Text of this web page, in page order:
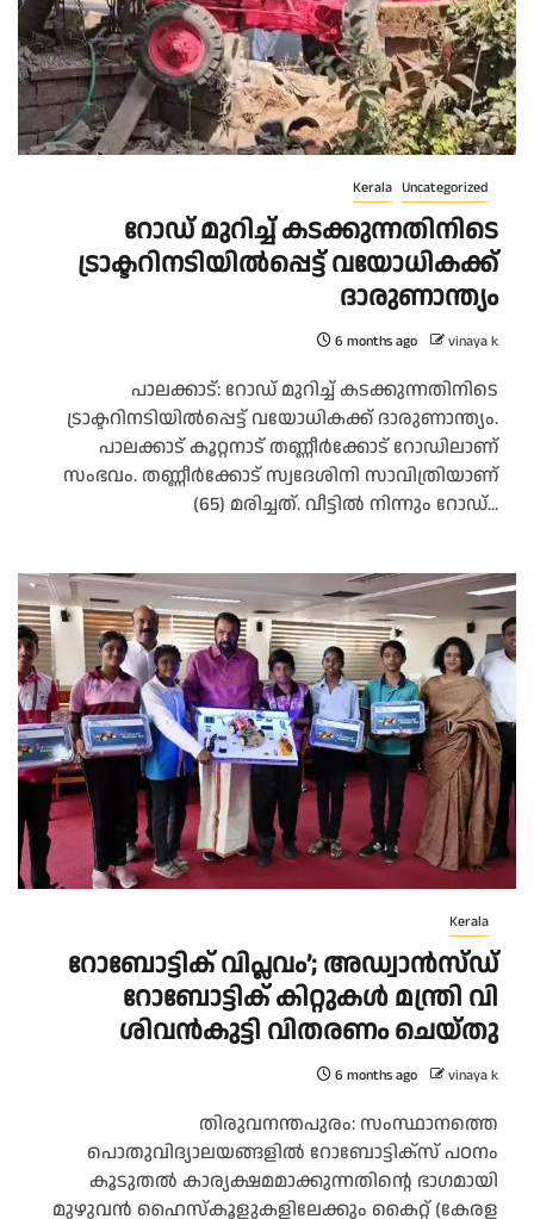
Kerala Uncategorized
റോഡ് മുറിച്ച് കടക്കുന്നതിനിടെ
ട്രാക്ടറിനടിയിൽപ്പെട്ട് വയോധികക്ക്
ദാരുണാന്ത്യം
6 months ago vinaya k
പാലക്കാട്: റോഡ് മുറിച്ച് കടക്കുന്നതിനിടെ
ട്രാക്ടറിനടിയിൽപ്പെട്ട് വയോധികക്ക് ദാരുണാന്ത്യം.
പാലക്കാട് കൂറ്റനാട് തണ്ണീർക്കോട് റോഡിലാണ്
സംഭവം. തണ്ണീർക്കോട് സ്വദേശിനി സാവിത്രിയാണ്
(65) മരിച്ചത്. വീട്ടിൽ നിന്നും റോഡ്...
Kerala
റോബോട്ടിക് വിപ്ലവം’; അഡ്വാൻസ്ഡ്
റോബോട്ടിക് കിറ്റുകൾ മന്ത്രി വി
ശിവൻകുട്ടി വിതരണം ചെയ്തു
6 months ago vinaya k
തിരുവനന്തപുരം: സംസ്ഥാനത്തെ
പൊതുവിദ്യാലയങ്ങളിൽ റോബോട്ടിക്സ് പഠനം
കൂടുതൽ കാര്യക്ഷമമാക്കുന്നതിന്റെ ഭാഗമായി
മുഴുവൻ ഹൈസ്‌കൂളുകളിലേക്കും കൈറ്റ് (കേരള